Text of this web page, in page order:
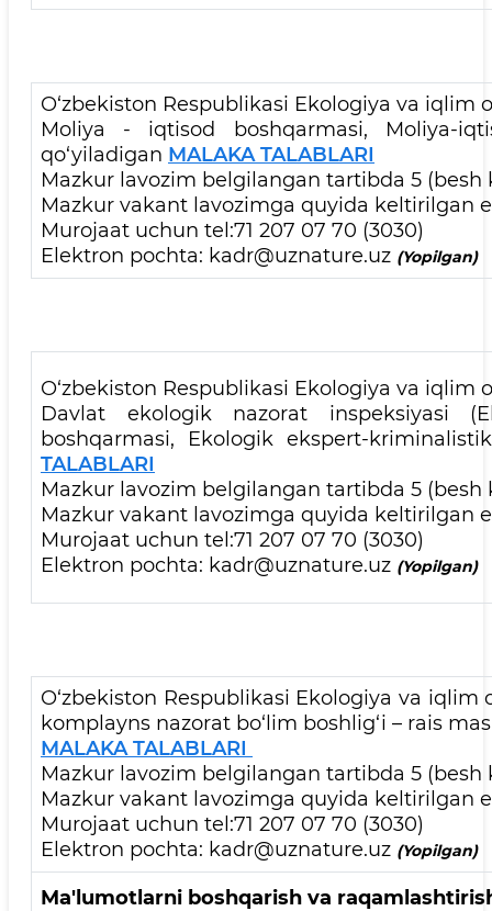
O‘zbekiston Respublikasi Ekologiya va iqlim
Moliya - iqtisod boshqarmasi, Moliya-
qo‘yiladigan MALAKA TALABLARI
Mazkur lavozim belgilangan tartibda 5
Mazkur vakant lavozimga quyida keltirilgan
Murojaat uchun tel:71 207 07 70 (3030)
Elektron pochta: kadr@uznature.uz (Yopilgan)
O‘zbekiston Respublikasi Ekologiya va iqlim
Davlat ekologik nazorat inspeksiyasi
boshqarmasi, Ekologik ekspert-
TALABLARI
Mazkur lavozim belgilangan tartibda 5
Mazkur vakant lavozimga quyida keltirilgan
Murojaat uchun tel:71 207 07 70 (3030)
Elektron pochta: kadr@uznature.uz (Yopilgan)
O‘zbekiston Respublikasi Ekologiya va
komplayns nazorat bo‘lim boshlig‘i – rais
MALAKA TALABLARI
Mazkur lavozim belgilangan tartibda 5
Mazkur vakant lavozimga quyida keltirilgan
Murojaat uchun tel:71 207 07 70 (3030)
Elektron pochta: kadr@uznature.uz (Yopilgan)
Ma'lumotlarni boshqarish va